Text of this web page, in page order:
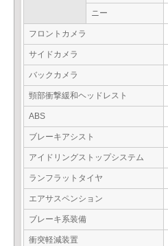
ニー
フロントカメラ
サイドカメラ
バックカメラ
頸部衝撃緩和ヘッドレスト
ABS
ブレーキアシスト
アイドリングストップシステム
ランフラットタイヤ
エアサスペンション
ブレーキ系装備
衝突軽減装置